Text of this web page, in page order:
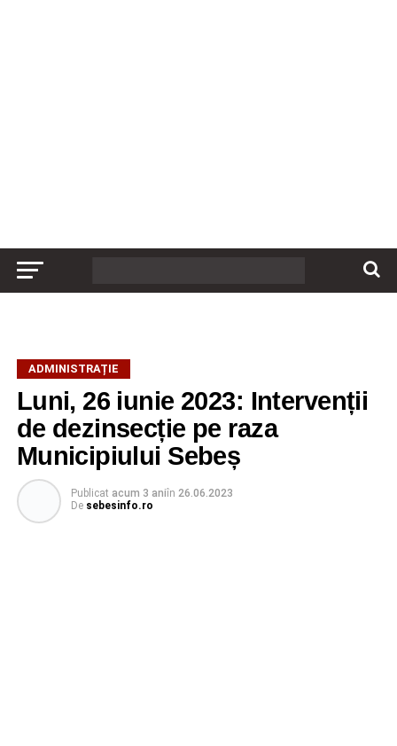
ADMINISTRAȚIE
Luni, 26 iunie 2023: Intervenții
de dezinsecție pe raza
Municipiului Sebeș
Publicat acum 3 aniîn 26.06.2023
De sebesinfo.ro